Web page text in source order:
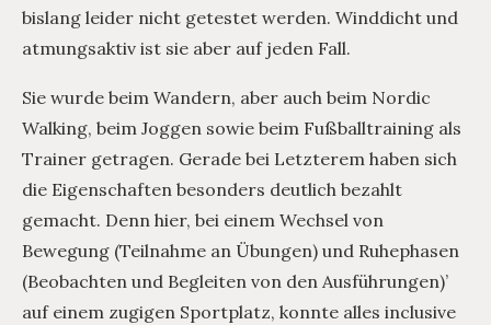
bislang leider nicht getestet werden. Winddicht und
atmungsaktiv ist sie aber auf jeden Fall.
Sie wurde beim Wandern, aber auch beim Nordic
Walking, beim Joggen sowie beim Fußballtraining als
Trainer getragen. Gerade bei Letzterem haben sich
die Eigenschaften besonders deutlich bezahlt
gemacht. Denn hier, bei einem Wechsel von
Bewegung (Teilnahme an Übungen) und Ruhephasen
(Beobachten und Begleiten von den Ausführungen)’
auf einem zugigen Sportplatz, konnte alles inclusive